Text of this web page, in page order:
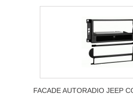
FACADE AUTORADIO JEEP